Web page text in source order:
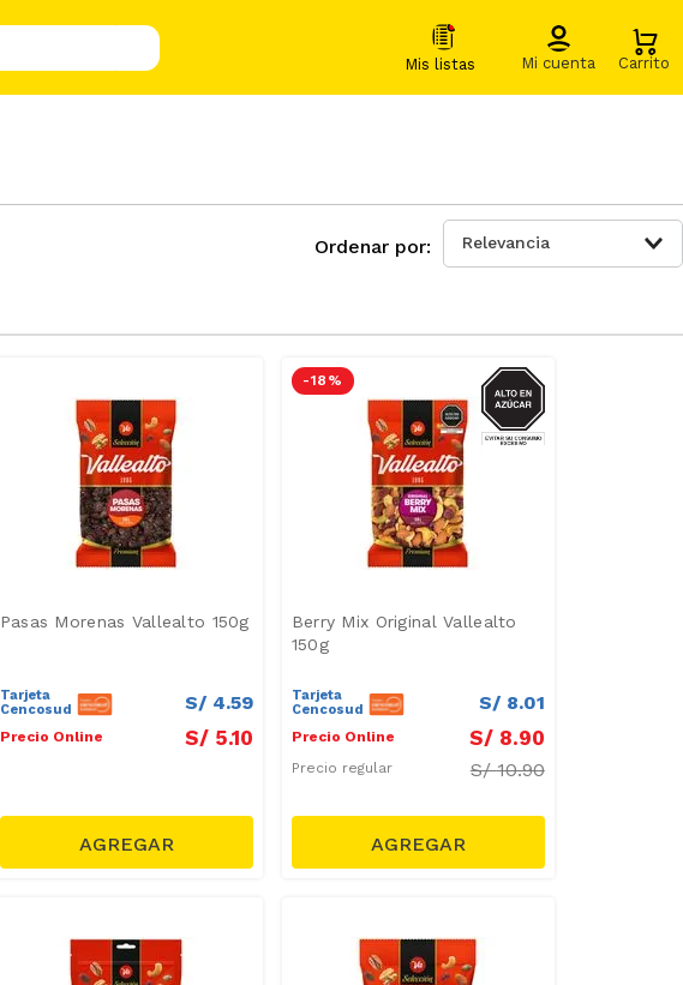
Relevancia
Pasas Morenas Vallealto 150g
Tarjeta
Cencosud
S/ 4.59
Precio Online S/ 5.10
-18 % AZUCAR
Berry Mix Original Vallealto
150g
Tarjeta
Cencosud
S/ 8.01
Precio Online S/ 8.90
Precio regular S/10.90